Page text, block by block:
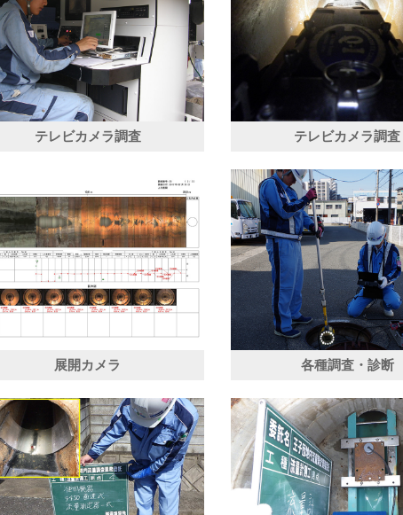
テレビカメラ調査 テレビカメラ調査
展開カメラ 各種調査・診断